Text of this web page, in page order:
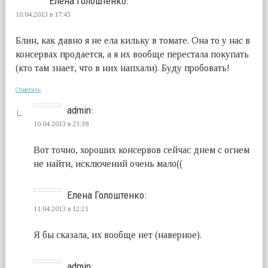
10.04.2013 в 17:43
Блин, как давно я не ела кильку в томате. Она то у нас в
консервах продается, а я их вообще перестала покупать
(кто там знает, что в них напхали). Буду пробовать!
Ответить
admin:
10.04.2013 в 23:38
Вот точно, хороших консервов сейчас днем с огнем
не найти, исключений очень мало((
Елена Голоштенко:
11.04.2013 в 12:21
Я бы сказала, их вообще нет (наверное).